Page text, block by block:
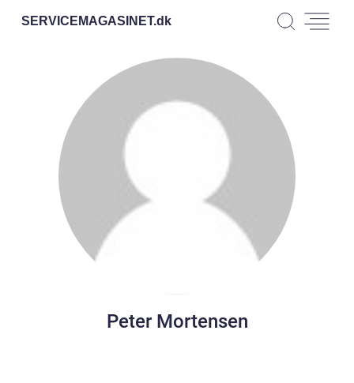
SERVICEMAGASINET.dk
Peter Mortensen